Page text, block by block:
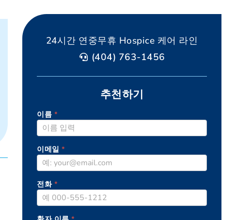
24시간 연중무휴 Hospice 케어 라인
(404) 763-1456
추천하기
AGAPE
이름 *
이메일*
전화 *